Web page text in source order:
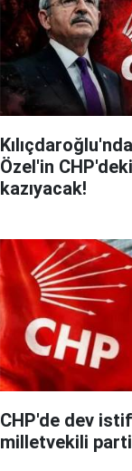
Özel'in
kazıyacak!
CHP'de dev
milletvekili